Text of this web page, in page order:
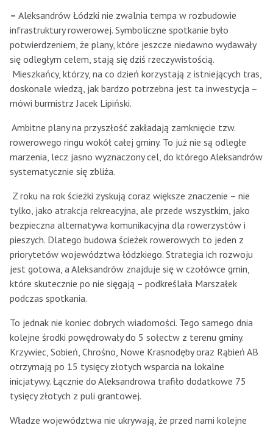
– Aleksandrów Łódzki nie zwalnia tempa w rozbudowie
infrastruktury rowerowej. Symboliczne spotkanie było
potwierdzeniem, że plany, które jeszcze niedawno wydawały
się odległym celem, stają się dziś rzeczywistością.
Mieszkańcy, którzy, na co dzień korzystają z istniejących tras,
doskonale wiedzą, jak bardzo potrzebna jest ta inwestycja –
mówi burmistrz Jacek Lipiński.
Ambitne plany na przyszłość zakładają zamknięcie tzw.
rowerowego ringu wokół całej gminy. To już nie są odległe
marzenia, lecz jasno wyznaczony cel, do którego Aleksandrów
systematycznie się zbliża.
Z roku na rok ścieżki zyskują coraz większe znaczenie – nie
tylko, jako atrakcja rekreacyjna, ale przede wszystkim, jako
bezpieczna alternatywa komunikacyjna dla rowerzystów i
pieszych. Dlatego budowa ścieżek rowerowych to jeden z
priorytetów województwa łódzkiego. Strategia ich rozwoju
jest gotowa, a Aleksandrów znajduje się w czołówce gmin,
które skutecznie po nie sięgają – podkreślała Marszałek
podczas spotkania.
To jednak nie koniec dobrych wiadomości. Tego samego dnia
kolejne środki powędrowały do 5 sołectw z terenu gminy.
Krzywiec, Sobień, Chrośno, Nowe Krasnodęby oraz Rąbień AB
otrzymają po 15 tysięcy złotych wsparcia na lokalne
inicjatywy. Łącznie do Aleksandrowa trafiło dodatkowe 75
tysięcy złotych z puli grantowej.
Władze województwa nie ukrywają, że przed nami kolejne